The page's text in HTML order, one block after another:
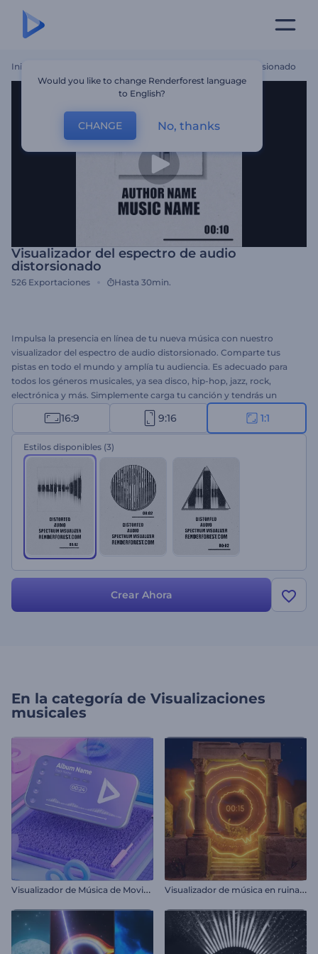
Inicio Visualizador Del Espectro De Audio Distorsionado
Visualizador del espectro de audio
distorsionado
526 Exportaciones Hasta 30min.
Impulsa la presencia en línea de tu nueva música con nuestro
visualizador del espectro de audio distorsionado. Comparte tus
pistas en todo el mundo y amplía tu audiencia. Es adecuado para
todos los géneros musicales, ya sea disco, hip-hop, jazz, rock,
electrónica y más. Simplemente carga tu canción y tendrás un
visualizador de audio de alta calidad en cuestión de minutos. Esta
plantilla es ideal para promociones de nueva música, lanzamientos
de álbumes, lanzamientos de sencillos de DJ, portadas de listas de
canciones y una variedad de otros proyectos. ¡Crea ahora y libera el
16:9 9:16 1:1
Estilos disponibles (3)
Crear Ahora
En la categoría de Visualizaciones
musicales
V
isualizador de Música de Movimiento Cinético V
isualizador de música en ruinas antiguas
Would you like to change Renderforest language
to English?
CHANGE No, thanks